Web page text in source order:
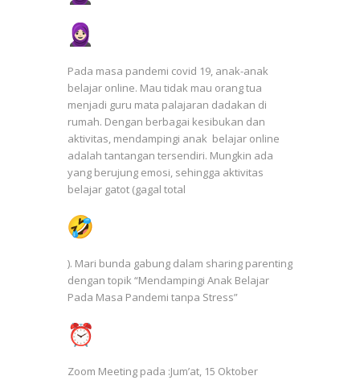
Pada masa pandemi covid 19, anak-anak
belajar online. Mau tidak mau orang tua
menjadi guru mata palajaran dadakan di
rumah. Dengan berbagai kesibukan dan
aktivitas, mendampingi anak belajar online
adalah tantangan tersendiri. Mungkin ada
yang berujung emosi, sehingga aktivitas
belajar gatot (gagal total
). Mari bunda gabung dalam sharing parenting
dengan topik “Mendampingi Anak Belajar
Pada Masa Pandemi tanpa Stress”
Zoom Meeting pada :Jum’at, 15 Oktober